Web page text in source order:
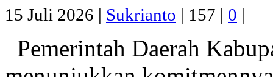
15 Juli 2026 | Sukrianto | 157 | 0 |
Pemerintah Daerah